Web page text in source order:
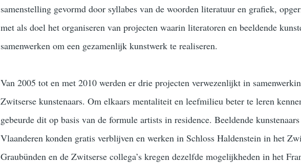
samenstelling gevormd door syllabes van de woorden literatuur en grafiek,
met als doel het organiseren van projecten waarin literatoren en beeldende
samenwerken om een gezamenlijk kunstwerk te realiseren.
Van 2005 tot en met 2010 werden er drie projecten verwezenlijkt in
Zwitserse kunstenaars. Om elkaars mentaliteit en leefmilieu beter te leren
gebeurde dit op basis van de formule artists in residence. Beeldende
Vlaanderen konden gratis verblijven en werken in Schloss Haldenstein in het
Graubünden en de Zwitserse collega’s kregen dezelfde mogelijkheden in het